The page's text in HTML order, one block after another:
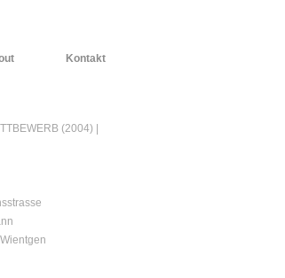
Kontakt
(2004) |